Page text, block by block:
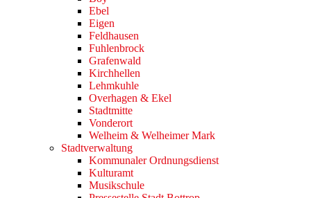
Ebel
Eigen
Feldhausen
Fuhlenbrock
Grafenwald
Kirchhellen
Lehmkuhle
Overhagen & Ekel
Stadtmitte
Vonderort
Welheim & Welheimer Mark
Stadtverwaltung
Kommunaler Ordnungsdienst
Kulturamt
Musikschule